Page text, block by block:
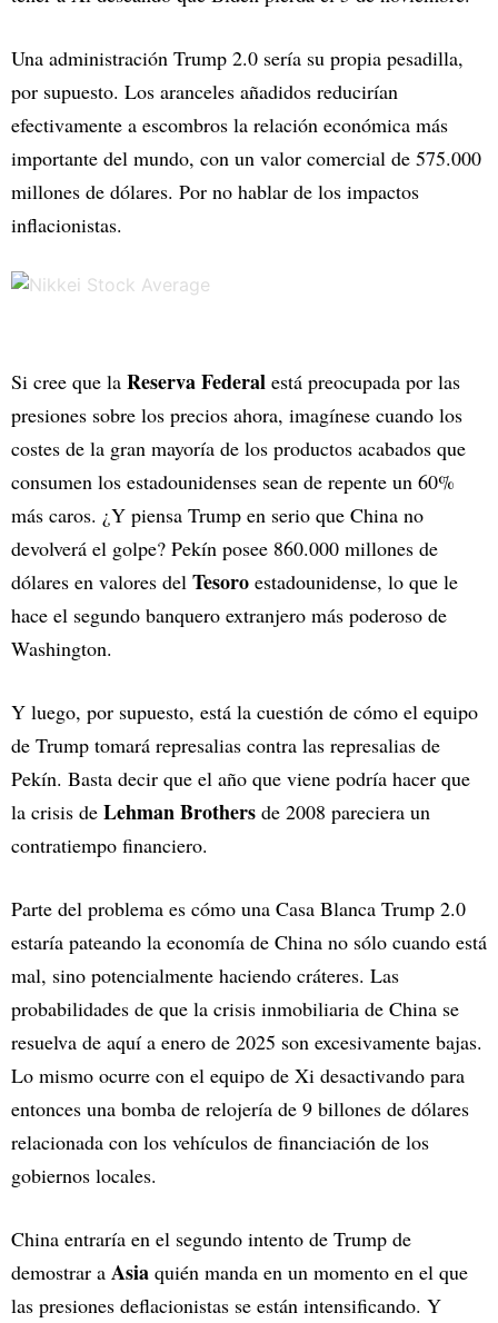
Una administración Trump 2.0 sería su propia pesadilla,
por supuesto. Los aranceles añadidos reducirían
efectivamente a escombros la relación económica más
importante del mundo, con un valor comercial de 575.000
millones de dólares. Por no hablar de los impactos
inflacionistas.
Si cree que la Reserva Federal está preocupada por las
presiones sobre los precios ahora, imagínese cuando los
costes de la gran mayoría de los productos acabados que
consumen los estadounidenses sean de repente un 60%
más caros. ¿Y piensa Trump en serio que China no
devolverá el golpe? Pekín posee 860.000 millones de
dólares en valores del Tesoro estadounidense, lo que le
hace el segundo banquero extranjero más poderoso de
Washington.
Y luego, por supuesto, está la cuestión de cómo el equipo
de Trump tomará represalias contra las represalias de
Pekín. Basta decir que el año que viene podría hacer que
la crisis de Lehman Brothers de 2008 pareciera un
contratiempo financiero.
Parte del problema es cómo una Casa Blanca Trump 2.0
estaría pateando la economía de China no sólo cuando está
mal, sino potencialmente haciendo cráteres. Las
probabilidades de que la crisis inmobiliaria de China se
resuelva de aquí a enero de 2025 son excesivamente bajas.
Lo mismo ocurre con el equipo de Xi desactivando para
entonces una bomba de relojería de 9 billones de dólares
relacionada con los vehículos de financiación de los
gobiernos locales.
China entraría en el segundo intento de Trump de
demostrar a Asia quién manda en un momento en el que
las presiones deflacionistas se están intensificando. Y